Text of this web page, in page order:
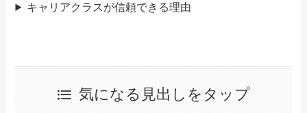
キャリアクラスが信頼できる理由
気になる見出しをタップ